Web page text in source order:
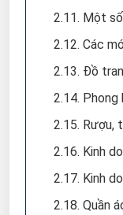
2.11. Một
2.12. Các
2.13. Đồ
2.14.
2.15. Rượu,
2.16. Kinh
2.17. Kinh
2.18. Quần